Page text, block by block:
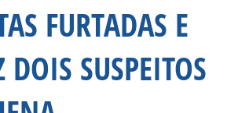
FURTADAS E
DOIS SUSPEITOS